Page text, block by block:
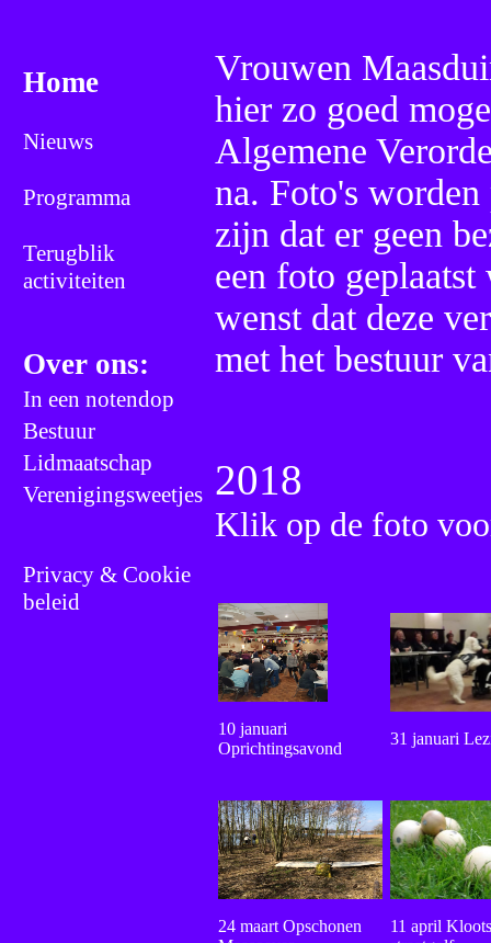
Home
Nieuws
Programma
Terugblik
activiteiten
Over ons:
In een notendop
Bestuur
Lidmaatschap
Verenigingsweetjes
Privacy & Cookie
beleid